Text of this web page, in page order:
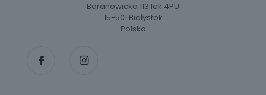
Baranowicka 113 lok 4PU
15-501 Białystok
Polska